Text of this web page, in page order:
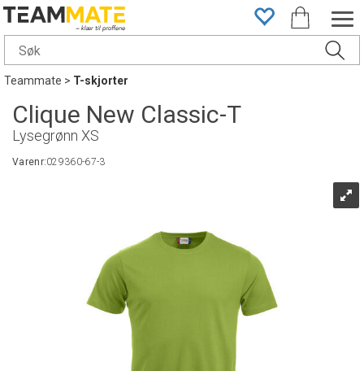
Teammate>T-skjorter
Clique New Classic-T
Lysegrønn XS
Varenr:029360-67-3